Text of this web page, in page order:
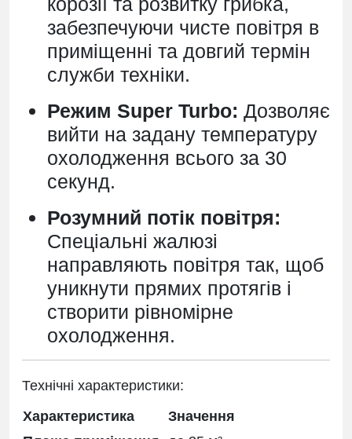
забезпечуючи чисте повітря в
приміщенні та довгий термін
служби техніки.
Режим Super Turbo: Дозволяє
вийти на задану температуру
охолодження всього за 30
секунд.
Розумний потік повітря:
Спеціальні жалюзі
направляють повітря так, щоб
уникнути прямих протягів і
створити рівномірне
охолодження.
Технічні характеристики:
Характеристика
Значення